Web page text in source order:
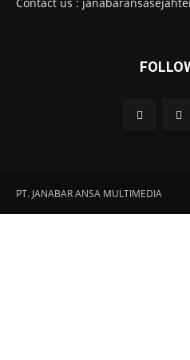
PT. JANABAR ANSA MULTIMEDIA